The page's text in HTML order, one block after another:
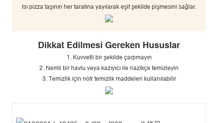
Isı pizza taşının her tarafına yayılarak eşit şekilde pişmesini sağlar.
Dikkat Edilmesi Gereken Hususlar
1. Kuvvetli bir şekilde çarpmayın
2. Nemli bir havlu veya kazıyıcı ile nazikçe temizleyin
3. Temizlik için nötr temizlik maddeleri kullanılabilir